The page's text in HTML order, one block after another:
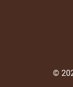
©